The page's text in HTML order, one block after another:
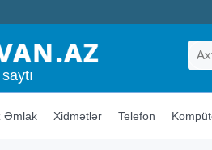
Əmlak Xidmətlər Telefon